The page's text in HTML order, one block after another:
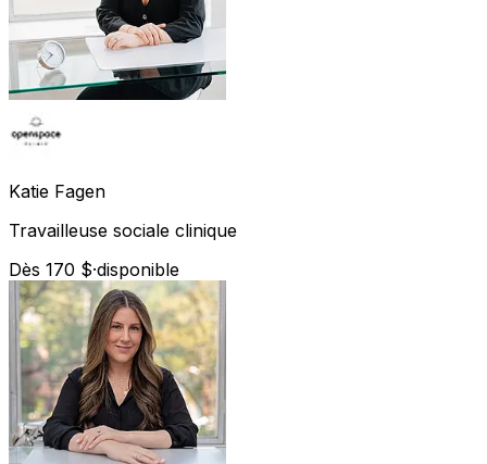
Katie Fagen
Travailleuse sociale clinique
Dès 170 $·disponible